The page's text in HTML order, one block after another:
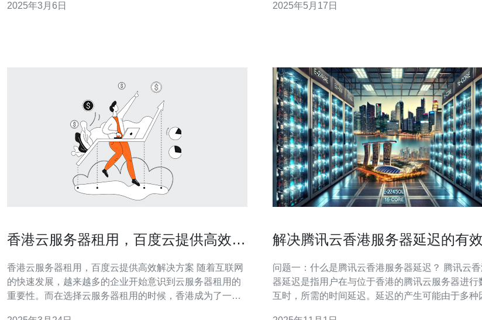
全的网络连接。 阿里云香港服务器拥有卓越的性能表现，
2025年3月6日
备受用户好评。 萤石云香港服务器采用先进的数据存储技
2025年5月17日
香港云服务器租用，百度云提供高效解
香港云服务器租用，百度云提供高效解决方案 随着互联网
的快速发展，越来越多的企业开始意识到云服务器租用的
重要性。而在选择云服务器租用的时候，香港成为了一个
解决腾讯云香港服务器延迟的有
问题一：什么是腾讯云香港服务器延迟？ 腾讯云香港服务
器延迟是指用户在与位于香港的腾讯云服务器进行
互时，所需的时间延迟。延迟的产生可能由于多种